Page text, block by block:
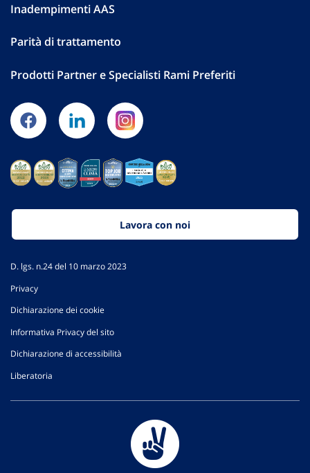
Inadempimenti AAS
Parità di trattamento
Prodotti Partner e Specialisti Rami Preferiti
Lavora con noi
D. lgs. n.24 del 10 marzo 2023
Privacy
Dichiarazione dei cookie
Informativa Privacy del sito
Dichiarazione di accessibilità
Liberatoria